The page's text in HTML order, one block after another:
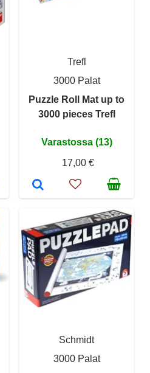
Trefl
3000 Palat
Puzzle Roll Mat up to
3000 pieces Trefl
Varastossa (13)
17,00 €
Schmidt
3000 Palat